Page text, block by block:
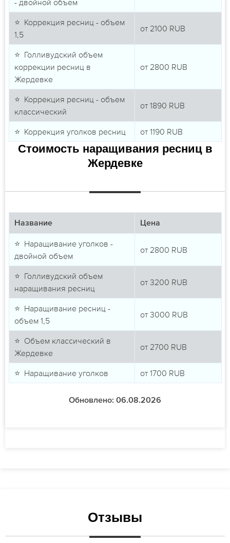
- двойной объем
⭐ Коррекция ресниц - объем
1,5
от 2100 RUB
⭐ Голливудский объем
коррекции ресниц в
Жердевке
от 2800 RUB
⭐ Коррекция ресниц - объем
классический
от 1890 RUB
⭐ Коррекция уголков ресниц от 1190 RUB
Стоимость наращивания ресниц в
Жердевке
Название Цена
⭐ Наращивание уголков -
двойной объем
от 2800 RUB
⭐ Голливудский объем
наращивания ресниц
от 3200 RUB
⭐ Наращивание ресниц -
объем 1,5
от 3000 RUB
⭐ Объем классический в
Жердевке
от 2700 RUB
⭐ Наращивание уголков от 1700 RUB
Обновлено: 06.08.2026
Отзывы